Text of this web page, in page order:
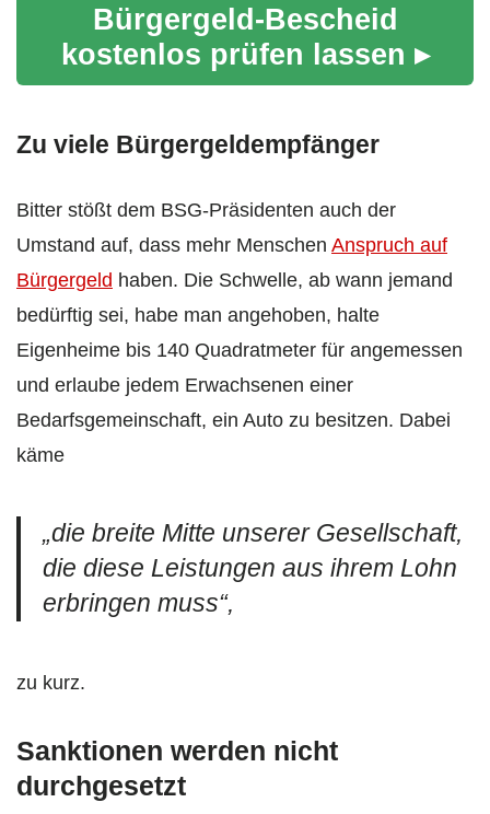
Bürgergeld-Bescheid
kostenlos prüfen lassen ▸
Zu viele Bürgergeldempfänger
Bitter stößt dem BSG-Präsidenten auch der
Umstand auf, dass mehr Menschen Anspruch auf
Bürgergeld haben. Die Schwelle, ab wann jemand
bedürftig sei, habe man angehoben, halte
Eigenheime bis 140 Quadratmeter für angemessen
und erlaube jedem Erwachsenen einer
Bedarfsgemeinschaft, ein Auto zu besitzen. Dabei
käme
„die breite Mitte unserer Gesellschaft,
die diese Leistungen aus ihrem Lohn
erbringen muss“,
zu kurz.
Sanktionen werden nicht
durchgesetzt